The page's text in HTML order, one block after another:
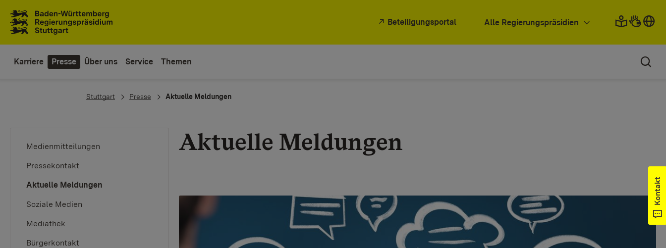
Beteiligungsportal Alle Regierungspräsidien
Karriere Presse Über uns Service Themen
You are here:
Stuttgart Presse Aktuelle Meldungen
Medienmitteilungen
Pressekontakt
Aktuelle Meldungen
Soziale Medien
Mediathek
Bürgerkontakt
Aktuelle Meldungen
Kontakt